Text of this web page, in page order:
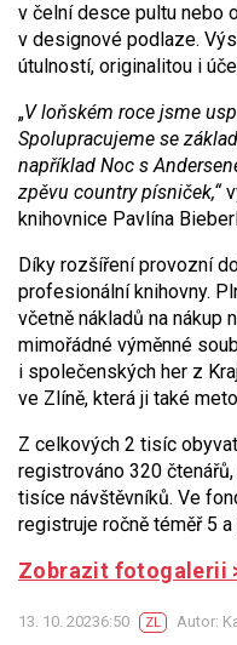
v čelní desce pultu nebo
v designové podlaze.
útulností, originalitou i
„V loňském roce jsme
Spolupracujeme se
například Noc s
zpěvu country písniček,“
knihovnice Pavlína
Díky rozšíření provozní
profesionální knihovny.
včetně nákladů na nákup
mimořádné výměnné
i společenských her z
ve Zlíně, která ji také
Z celkových 2 tisíc
registrováno 320
tisíce návštěvníků. Ve
registruje ročně téměř 5
Zobrazit fotogalerii
13. 10. 20236:50 ZL Autor: